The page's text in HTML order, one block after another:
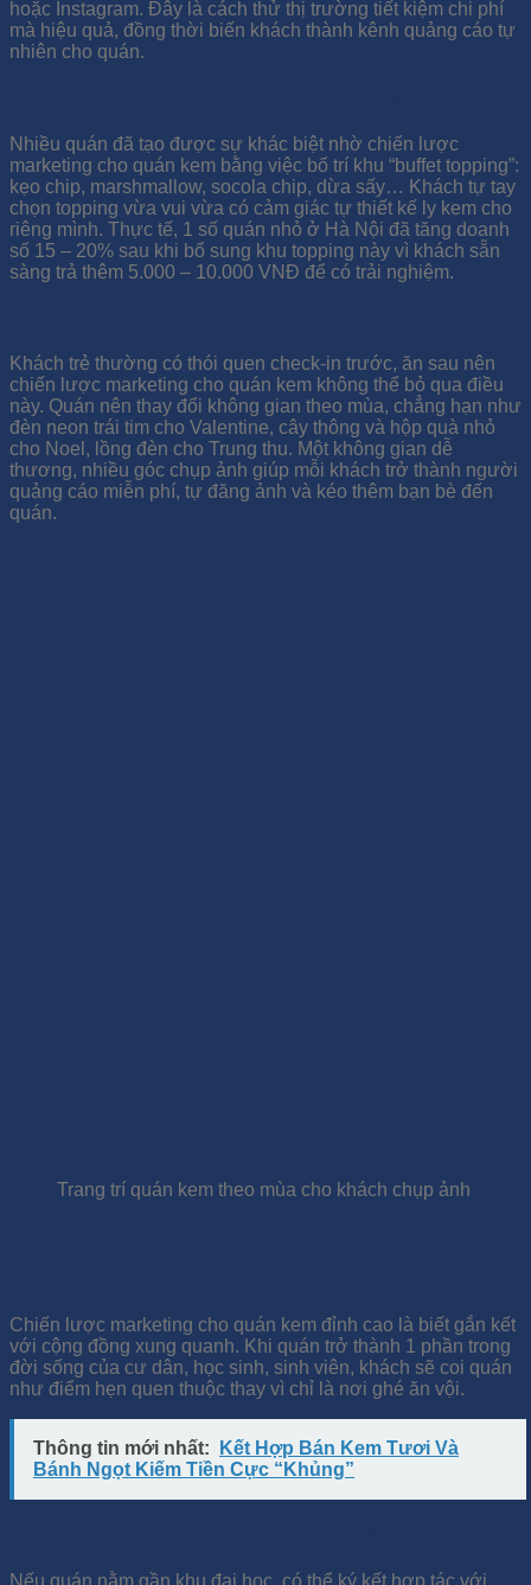
hoặc Instagram. Đây là cách thử thị trường tiết kiệm chi phí
mà hiệu quả, đồng thời biến khách thành kênh quảng cáo tự
nhiên cho quán.
Nhiều quán đã tạo được sự khác biệt nhờ chiến lược
marketing cho quán kem bằng việc bố trí khu “buffet topping”:
kẹo chip, marshmallow, socola chip, dừa sấy… Khách tự tay
chọn topping vừa vui vừa có cảm giác tự thiết kế ly kem cho
riêng mình. Thực tế, 1 số quán nhỏ ở Hà Nội đã tăng doanh
số 15 – 20% sau khi bổ sung khu topping này vì khách sẵn
sàng trả thêm 5.000 – 10.000 VNĐ để có trải nghiệm.
Khách trẻ thường có thói quen check-in trước, ăn sau nên
chiến lược marketing cho quán kem không thể bỏ qua điều
này. Quán nên thay đổi không gian theo mùa, chẳng hạn như
đèn neon trái tim cho Valentine, cây thông và hộp quà nhỏ
cho Noel, lồng đèn cho Trung thu. Một không gian dễ
thương, nhiều góc chụp ảnh giúp mỗi khách trở thành người
quảng cáo miễn phí, tự đăng ảnh và kéo thêm bạn bè đến
quán.
Trang trí quán kem theo mùa cho khách chụp ảnh
Chiến lược marketing cho quán kem đỉnh cao là biết gắn kết
với cộng đồng xung quanh. Khi quán trở thành 1 phần trong
đời sống của cư dân, học sinh, sinh viên, khách sẽ coi quán
như điểm hẹn quen thuộc thay vì chỉ là nơi ghé ăn vội.
Thông tin mới nhất:
Kết Hợp Bán Kem Tươi Và
Bánh Ngọt Kiếm Tiền Cực “Khủng”
Nếu quán nằm gần khu đại học, có thể ký kết hợp tác với